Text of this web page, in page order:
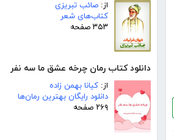
از: صائب تبریزی
کتاب‌های شعر
۳۵۳ صفحه
دانلود کتاب رمان چرخه عشق ما سه نفر
از: کیانا بهمن زاده
دانلود رایگان بهترین رمان‌ها
۲۶۹ صفحه